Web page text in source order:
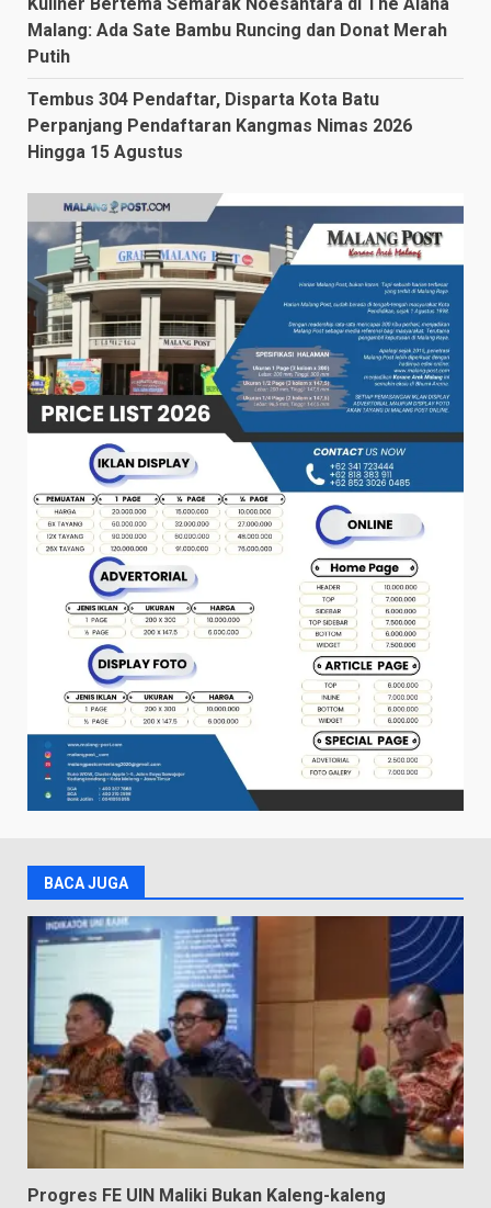
Malang: Ada Sate Bambu Runcing dan Donat Merah
Putih
Tembus 304 Pendaftar, Disparta Kota Batu
Perpanjang Pendaftaran Kangmas Nimas 2026
Hingga 15 Agustus
BACA JUGA
Progres FE UIN Maliki Bukan Kaleng-kaleng